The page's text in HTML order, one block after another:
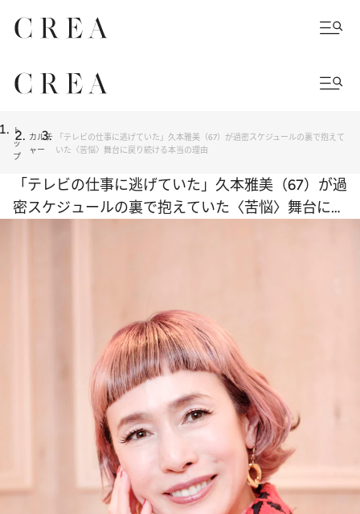
ト
ッ
プ
カルチ
ャー
「テレビの仕事に逃げていた」久本雅美（67）が過密スケジュールの裏で抱えて
いた〈苦悩〉舞台に戻り続ける本当の理由
「テレビの仕事に逃げていた」久本雅美（67）が過
密スケジュールの裏で抱えていた〈苦悩〉舞台に戻